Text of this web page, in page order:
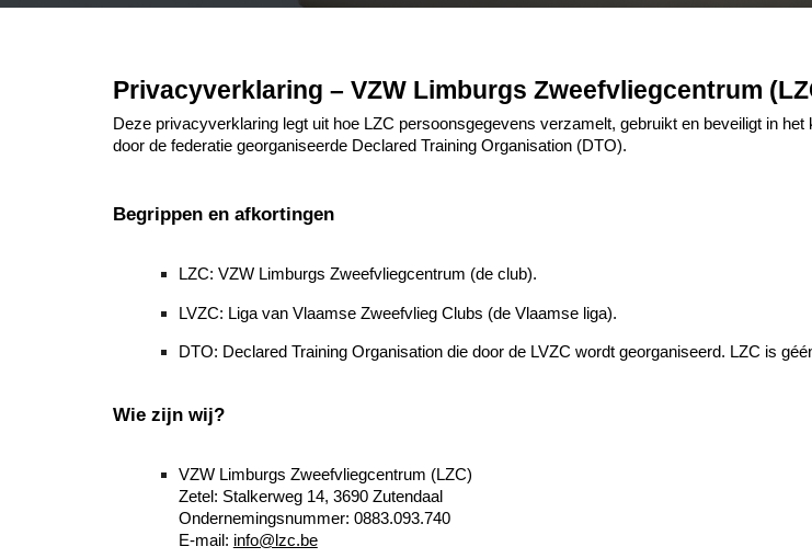
Privacyverklaring – VZW Limburgs Zweefvliegcentrum
Deze privacyverklaring legt uit hoe LZC persoonsgegevens verzamelt, gebruikt en beveiligt in
door de federatie georganiseerde Declared Training Organisation (DTO).
Begrippen en afkortingen
LZC: VZW Limburgs Zweefvliegcentrum (de club).
LVZC: Liga van Vlaamse Zweefvlieg Clubs (de Vlaamse liga).
DTO: Declared Training Organisation die door de LVZC wordt georganiseerd. LZC is
Wie zijn wij?
VZW Limburgs Zweefvliegcentrum (LZC)
Zetel: Stalkerweg 14, 3690 Zutendaal
Ondernemingsnummer: 0883.093.740
E-mail: info@lzc.be